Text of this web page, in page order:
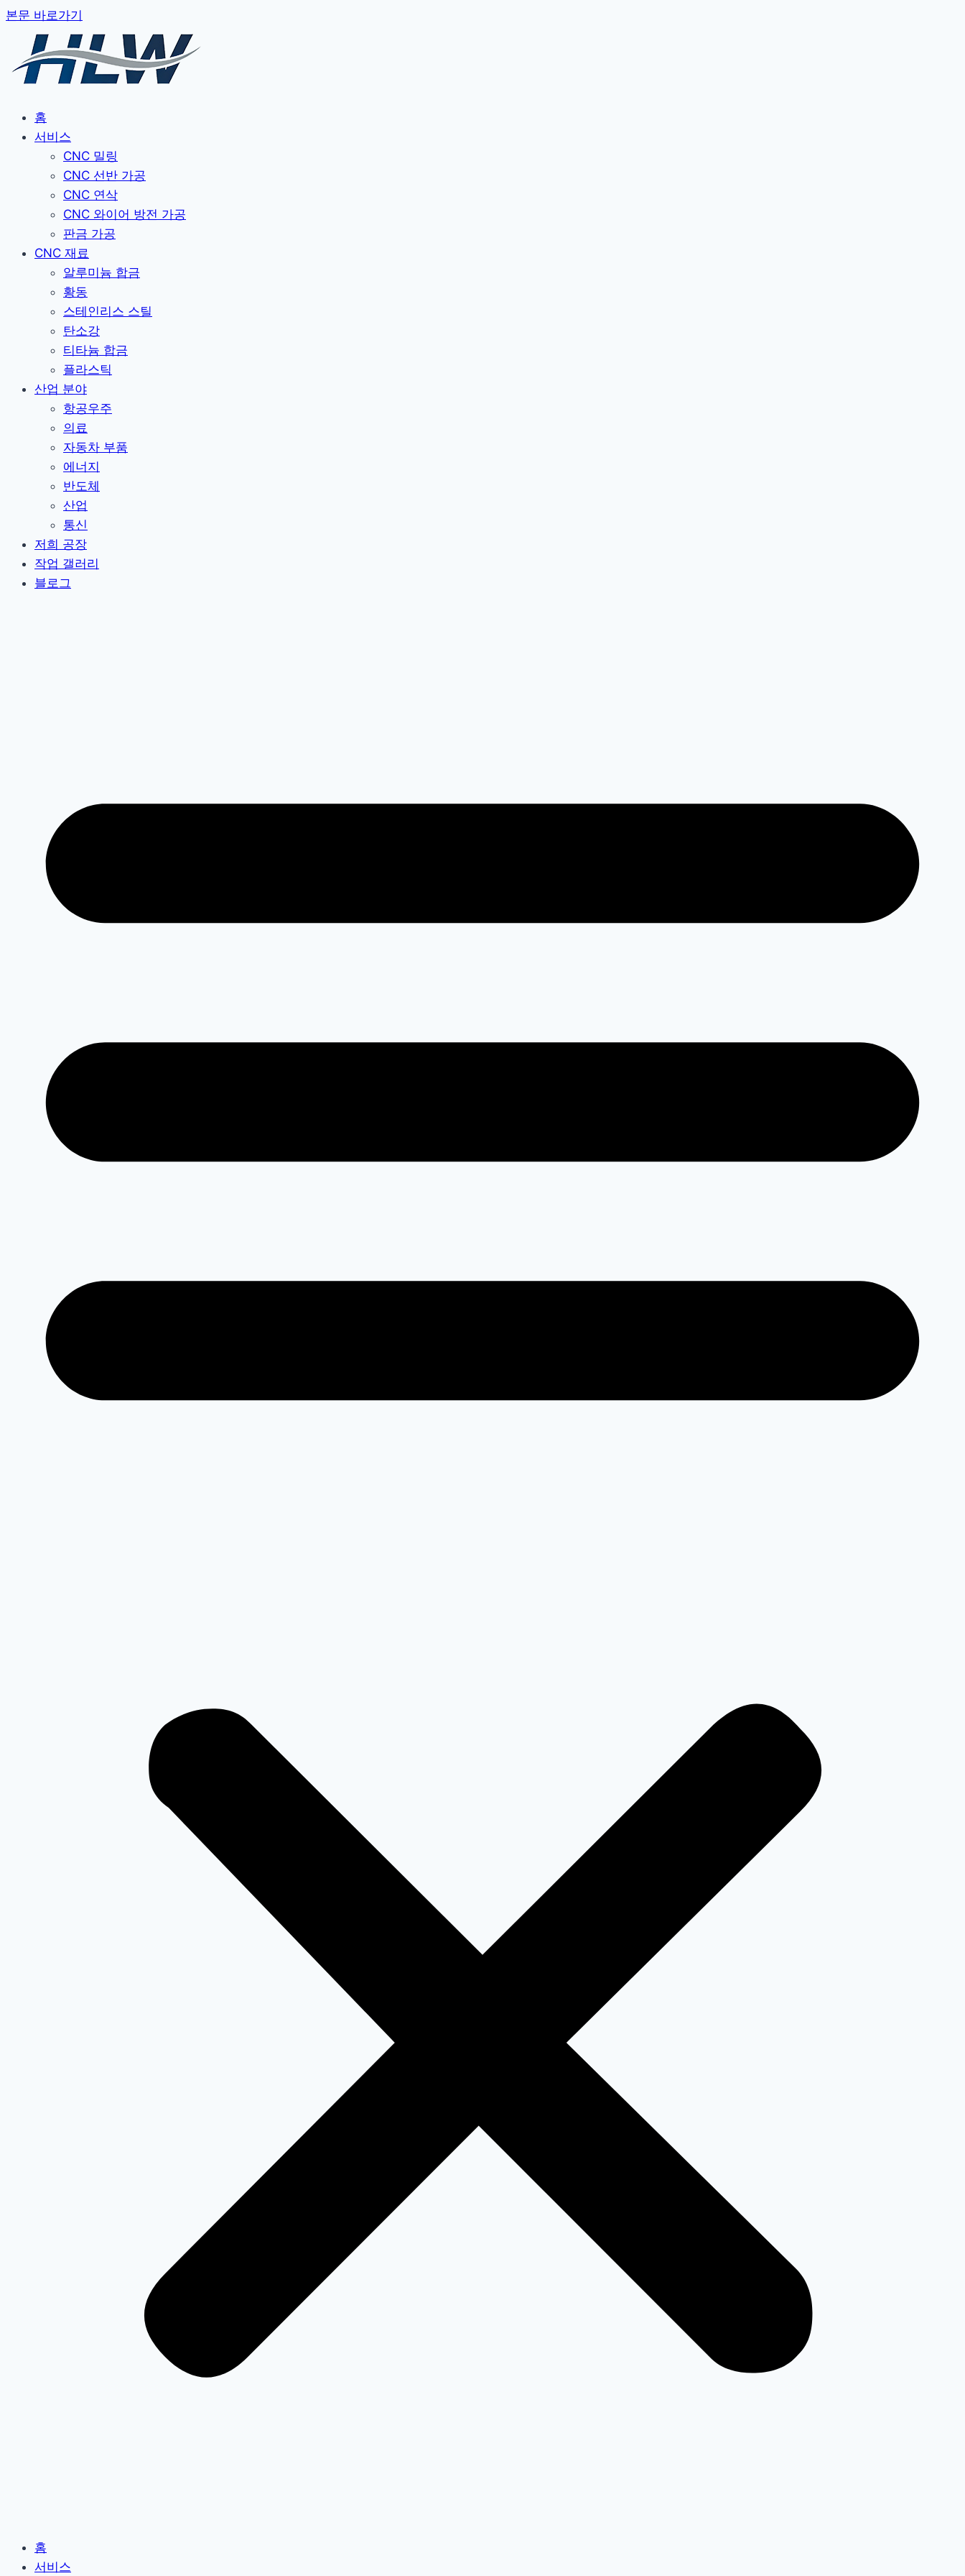
본문 바로가기
홈
서비스
CNC 밀링
CNC 선반 가공
CNC 연삭
CNC 와이어 방전 가공
판금 가공
CNC 재료
알루미늄 합금
황동
스테인리스 스틸
탄소강
티타늄 합금
플라스틱
산업 분야
항공우주
의료
자동차 부품
에너지
반도체
산업
통신
저희 공장
작업 갤러리
블로그
홈
서비스